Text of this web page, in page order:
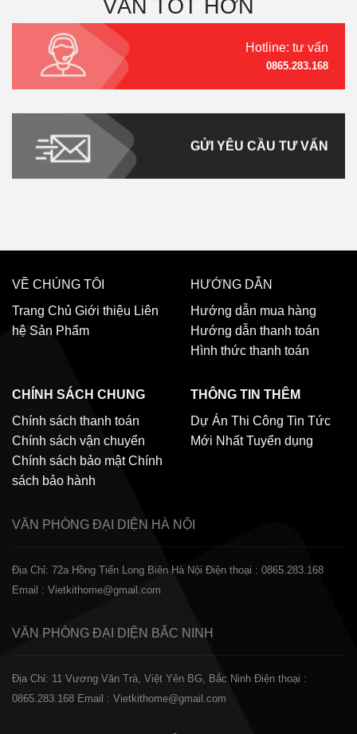
VẤN TỐT HƠN
Hotline: tư vấn
0865.283.168
GỬI YÊU CẦU TƯ VẤN
VỀ CHÚNG TÔI
Trang Chủ Giới thiệu Liên
hệ Sản Phẩm
HƯỚNG DẪN
Hướng dẫn mua hàng
Hướng dẫn thanh toán
Hình thức thanh toán
CHÍNH SÁCH CHUNG
Chính sách thanh toán
Chính sách vận chuyển
Chính sách bảo mật Chính
sách bảo hành
THÔNG TIN THÊM
Dự Án Thi Công Tin Tức
Mới Nhất Tuyển dụng
VĂN PHÒNG ĐẠI DIỆN HÀ NỘI
Địa Chỉ: 72a Hồng Tiến Long Biên Hà Nội Điện thoại : 0865.283.168
Email : Vietkithome@gmail.com
VĂN PHÒNG ĐẠI DIỆN BẮC NINH
Địa Chỉ: 11 Vương Văn Trà, Việt Yên BG, Bắc Ninh Điện thoại :
0865.283.168 Email : Vietkithome@gmail.com